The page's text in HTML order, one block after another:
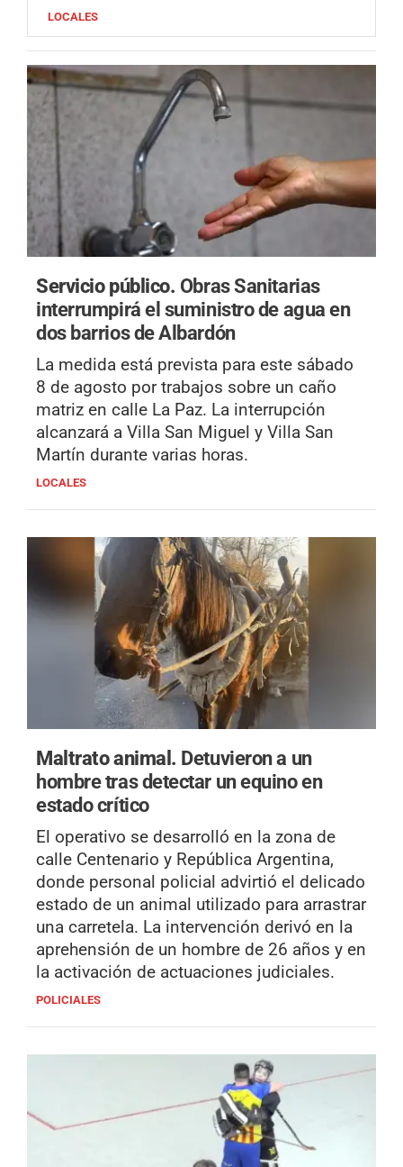
LOCALES
Servicio público. Obras Sanitarias
interrumpirá el suministro de agua en
dos barrios de Albardón
La medida está prevista para este sábado
8 de agosto por trabajos sobre un caño
matriz en calle La Paz. La interrupción
alcanzará a Villa San Miguel y Villa San
Martín durante varias horas.
LOCALES
Maltrato animal. Detuvieron a un
hombre tras detectar un equino en
estado crítico
El operativo se desarrolló en la zona de
calle Centenario y República Argentina,
donde personal policial advirtió el delicado
estado de un animal utilizado para arrastrar
una carretela. La intervención derivó en la
aprehensión de un hombre de 26 años y en
la activación de actuaciones judiciales.
POLICIALES